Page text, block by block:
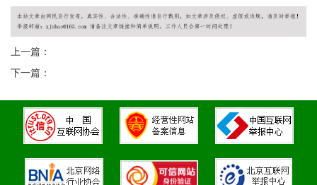
上一篇：
下一篇：